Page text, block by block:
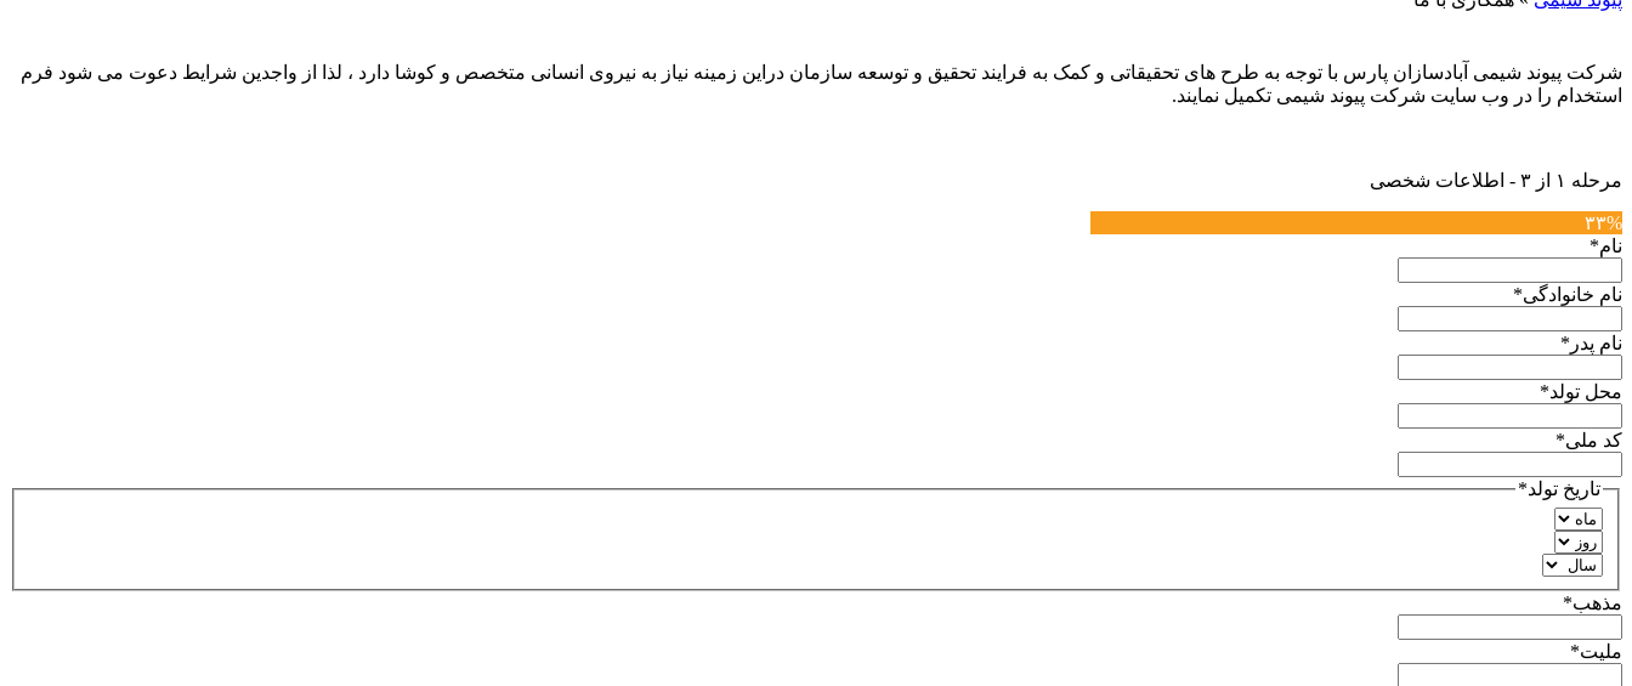
شرکت پیوند شیمی آبادسازان پارس با توجه به طرح های تحقیقاتی و کمک به فرایند تحقیق و توسعه سازمان دراین زمینه نیاز به نیروی انسانی متخصص و کوشا دارد ، لذا از واجدین شرایط دعوت می شود فرم
استخدام را در وب سایت شرکت پیوند شیمی تکمیل نمایند.
مرحله ۱ از ۳ - اطلاعات شخصی
۳۳%
نام*
نام خانوادگی*
نام پدر *
محل تولد*
کد ملی*
تاریخ تولد*
مذهب*
ملیت*